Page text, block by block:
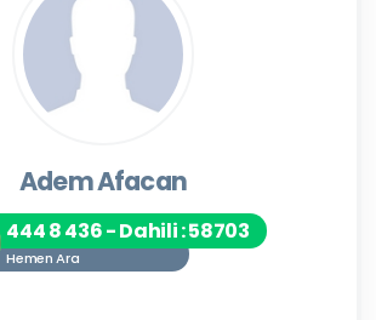
Adem Afacan
444 8 436 - Dahili : 58703
Hemen Ara